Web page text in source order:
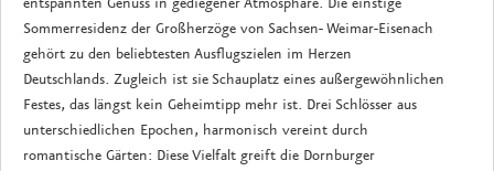
entspannten Genuss in gediegener Atmosphäre. Die einstige
Sommerresidenz der Großherzöge von Sachsen- Weimar-Eisenach
gehört zu den beliebtesten Ausflugszielen im Herzen
Deutschlands. Zugleich ist sie Schauplatz eines außergewöhnlichen
Festes, das längst kein Geheimtipp mehr ist. Drei Schlösser aus
unterschiedlichen Epochen, harmonisch vereint durch
romantische Gärten: Diese Vielfalt greift die Dornburger